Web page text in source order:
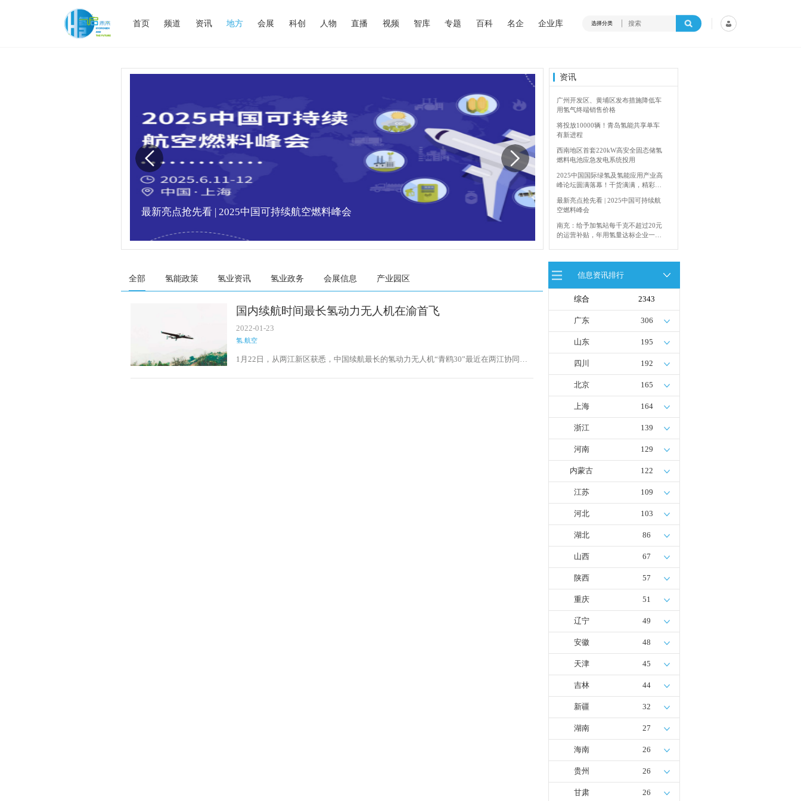
首页 频道 资讯 地方 会展 科创 人物 直播 视频 智库 专题 百科 名企 企业库 选择分类
最新亮点抢先看 | 2025中国可持续航空燃料峰会 内蒙古能源局：2024年加快建设输氢管道网络
资讯
广州开发区、黄埔区发布措施降低车
用氢气终端销售价格
将投放10000辆！青岛氢能共享单车
有新进程
西南地区首套220kW高安全固态储氢
燃料电池应急发电系统投用
2025中国国际绿氢及氢能应用产业高
峰论坛圆满落幕！干货满满，精彩瞬
最新亮点抢先看 | 2025中国可持续航
空燃料峰会
南充：给予加氢站每千克不超过20元
的运营补贴，年用氢量达标企业一次
青岛氢能新跨越：海德利森携手打造
全球首台套！240吨氢能矿用刚性自
发成果验收工作会议在呼伦贝尔举行
新疆俊瑞温宿规模化制绿氢项目开工
仪式在温宿县成功举办
荷兰氢能产业联盟到访天德工业装
能产业发展举办交流会
全部 氢能政策 氢业资讯 氢业政务 会展信息 产业园区
国内续航时间最长氢动力无人机在渝首飞
2022-01-23
氢.航空
1月22日，从两江新区获悉，中国续航最长的氢动力无人机“青鸥30”最近在两江协同创
统运行效率，抗风能力达到6级，可用于长时间侦查、线路检查、航空测试、物流运输
信息资讯排行
综合 2343
广东 306
山东 195
四川 192
北京 165
上海 164
浙江 139
河南 129
内蒙古 122
江苏 109
河北 103
湖北 86
山西 67
陕西 57
重庆 51
辽宁 49
安徽 48
天津 45
吉林 44
新疆 32
湖南 27
海南 26
贵州 26
甘肃 26